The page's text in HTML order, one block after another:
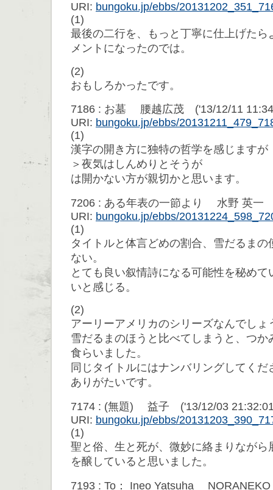
URI: bungoku.jp/ebbs/
(1)
最後の二行を、もっと丁寧に仕上げたら
メントになったのでは。
(2)
おもしろかったです。
7186 : お墓 腰越広茂 ('13/12/11
URI: bungoku.jp/ebbs/
(1)
漢字の開き方に独特の哲学を感じますが
＞夜気はしんめりとそうが
は開かない方が親切かと思います。
7206 : ある年表の一節より 水野 英一
URI: bungoku.jp/ebbs/
(1)
タイトルと体言どめの割合、雪だるま
ない。
とても良い叙情詩になる可能性を秘め
いと感じる。
(2)
アーリーアメリカのシリーズなんでしょ
雪だるまのほうと比べてしまうと、つか
食らいました。
同じタイトルにはナンバリングしてく
ありがたいです。
7174 : (無題) 益子 ('13/12/03
URI: bungoku.jp/ebbs/
(1)
聖と俗、生と死が、微妙に絡まりながら
を醸していると思いました。
7193 : To： Ineo Yatsuha